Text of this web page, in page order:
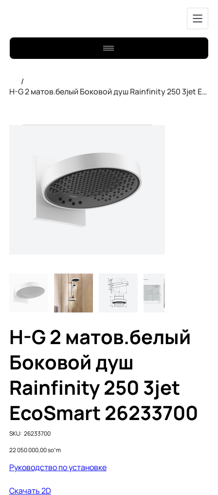
/
H-G 2 матов.белый Боковой душ Rainfinity 250 3jet EcoSmart 26233700
H-G 2 матов.белый
Боковой душ
Rainfinity 250 3jet
EcoSmart 26233700
SKU: SKU
26233700
26233700
Price
22 050 000,00 soʻm
Руководство по установке
Cкачать 2D